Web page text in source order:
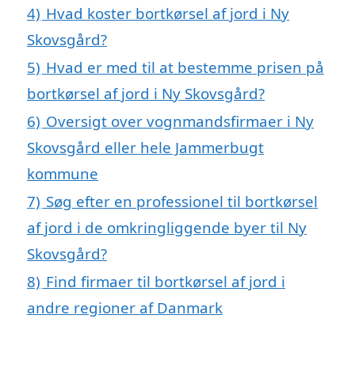
4) Hvad koster bortkørsel af jord i Ny
Skovsgård?
5) Hvad er med til at bestemme prisen på
bortkørsel af jord i Ny Skovsgård?
6) Oversigt over vognmandsfirmaer i Ny
Skovsgård eller hele Jammerbugt
kommune
7) Søg efter en professionel til bortkørsel
af jord i de omkringliggende byer til Ny
Skovsgård?
8) Find firmaer til bortkørsel af jord i
andre regioner af Danmark